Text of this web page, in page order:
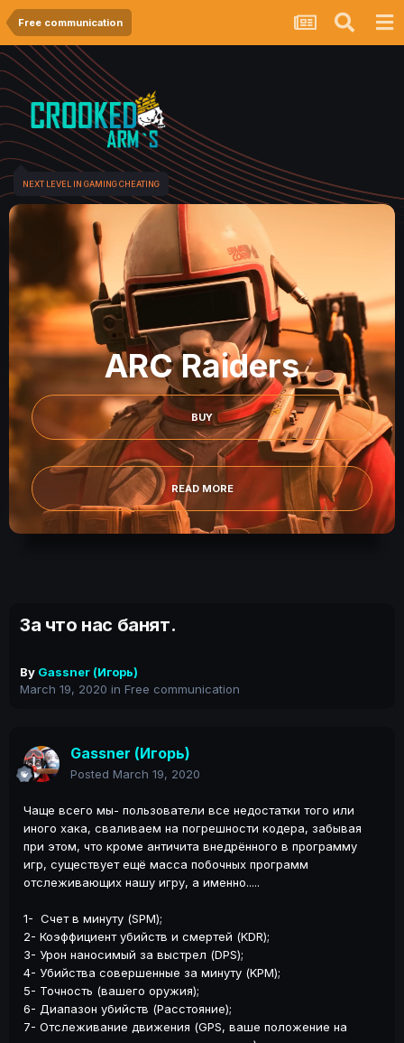
Free communication
NEXT LEVEL IN GAMING CHEATING
ARC Raiders
BUY
READ MORE
За что нас банят.
By Gassner (Игорь)
March 19, 2020 in Free communication
Gassner (Игорь)
Posted March 19, 2020
Чаще всего мы- пользователи все недостатки того или
иного хака, сваливаем на погрешности кодера, забывая
при этом, что кроме античита внедрённого в программу
игр, существует ещё масса побочных программ
отслеживающих нашу игру, а именно.....
1- Счет в минуту (SPM);
2- Коэффициент убийств и смертей (KDR);
3- Урон наносимый за выстрел (DPS);
4- Убийства совершенные за минуту (KPM);
5- Точность (вашего оружия);
6- Диапазон убийств (Расстояние);
7- Отслеживание движения (GPS, ваше положение на